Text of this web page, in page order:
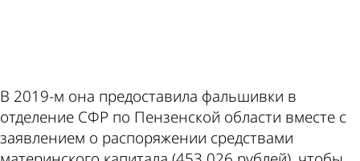
В 2019-м она предоставила фальшивки в
отделение СФР по Пензенской области вместе с
заявлением о распоряжении средствами